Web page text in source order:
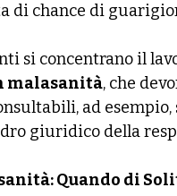
di chance di
si concentrano il
malasanità, che
ad esempio,
giuridico della
Quando di